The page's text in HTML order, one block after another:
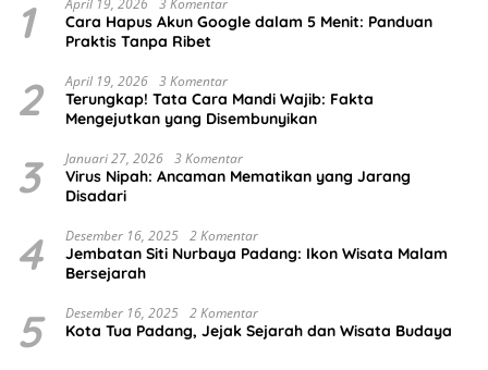
1 April 19, 2026 3 Komentar
Cara Hapus Akun Google dalam 5 Menit: Panduan
Praktis Tanpa Ribet
2 April 19, 2026 3 Komentar
Terungkap! Tata Cara Mandi Wajib: Fakta
Mengejutkan yang Disembunyikan
3 Januari 27, 2026 3 Komentar
Virus Nipah: Ancaman Mematikan yang Jarang
Disadari
4 Desember 16, 2025 2 Komentar
Jembatan Siti Nurbaya Padang: Ikon Wisata Malam
Bersejarah
5 Desember 16, 2025 2 Komentar
Kota Tua Padang, Jejak Sejarah dan Wisata Budaya